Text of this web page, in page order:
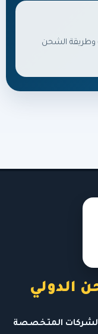
وطريقة الشحن
الدولي
المتخصصة